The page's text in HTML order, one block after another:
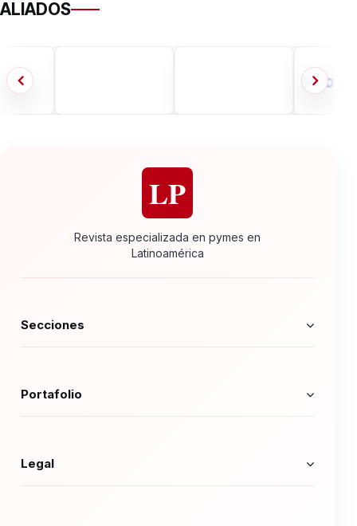
ALIADOS
LP
Revista especializada en pymes en
Latinoamérica
Secciones
Portafolio
Legal